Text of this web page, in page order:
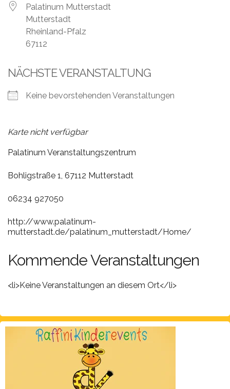
Über
uns
Events
Videos
Blog
Jobs
Partner/Links
Palatinum Mutterstadt
Mutterstadt
Rheinland-Pfalz
67112
NÄCHSTE VERANSTALTUNG
Keine bevorstehenden Veranstaltungen
Karte nicht verfügbar
Palatinum Veranstaltungszentrum
Bohligstraße 1, 67112 Mutterstadt
06234 927050
http://www.palatinum-
mutterstadt.de/palatinum_mutterstadt/Home/
Kommende Veranstaltungen
<li>Keine Veranstaltungen an diesem Ort</li>